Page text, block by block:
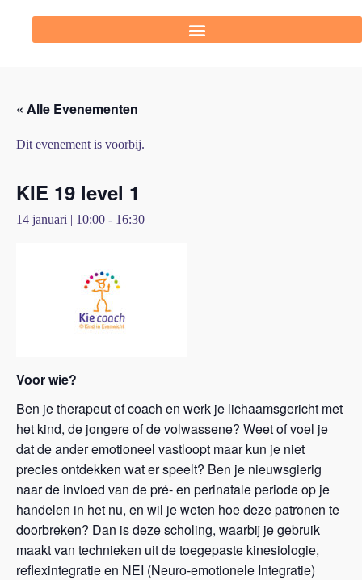
« Alle Evenementen
Dit evenement is voorbij.
KIE 19 level 1
14 januari | 10:00 - 16:30
Voor wie?
Ben je therapeut of coach en werk je lichaamsgericht met
het kind, de jongere of de volwassene? Weet of voel je
dat de ander emotioneel vastloopt maar kun je niet
precies ontdekken wat er speelt? Ben je nieuwsgierig
naar de invloed van de pré- en perinatale periode op je
handelen in het nu, en wil je weten hoe deze patronen te
doorbreken? Dan is deze scholing, waarbij je gebruik
maakt van technieken uit de toegepaste kinesiologie,
reflexintegratie en NEI (Neuro-emotionele Integratie)